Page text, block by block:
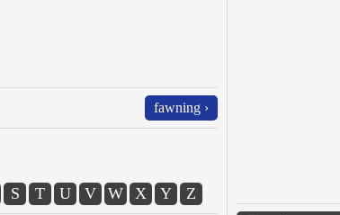
fawning ›
S T U V W X Y Z